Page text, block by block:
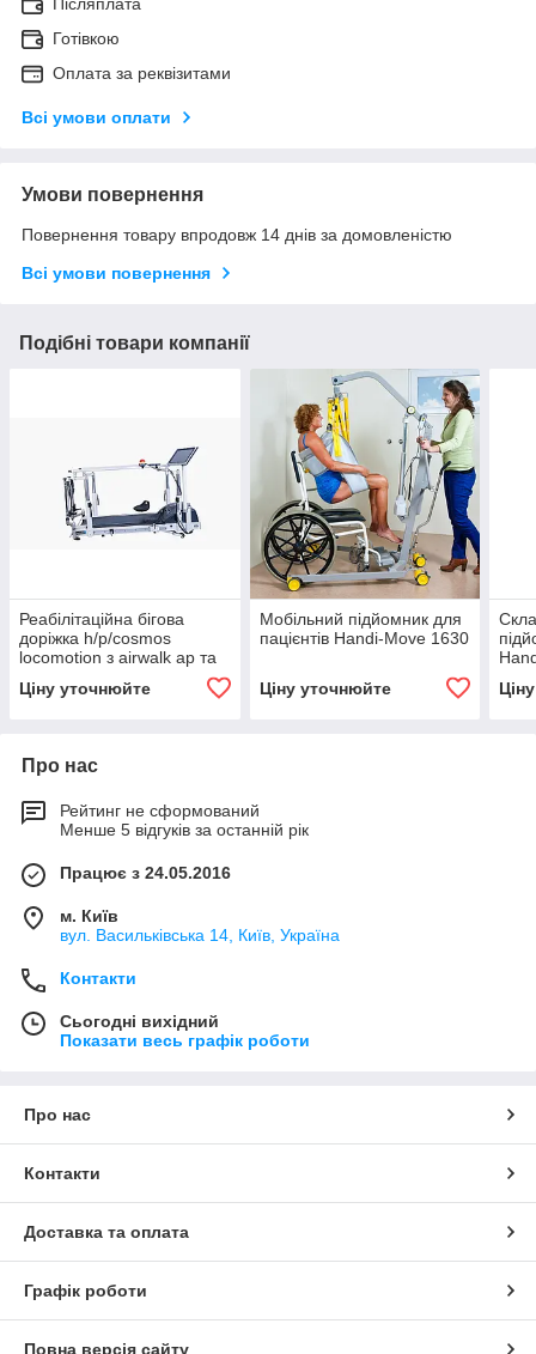
Готівкою
Оплата за реквізитами
Всі умови оплати
Умови повернення
Повернення товару впродовж 14 днів за домовленістю
Всі умови повернення
Подібні товари компанії
Реабілітаційна бігова
доріжка h/p/cosmos
locomotion з airwalk ap та
Ціну уточнюйте
Мобільний підйомник для
пацієнтів Handi-Move 1630
Ціну уточнюйте
Про нас
Рейтинг не сформований
Менше 5 відгуків за останній рік
Працює з 24.05.2016
м. Київ
вул. Васильківська 14, Київ, Україна
Контакти
Сьогодні вихідний
Показати весь графік роботи
Про нас
Контакти
Доставка та оплата
Графік роботи
Повна версія сайту